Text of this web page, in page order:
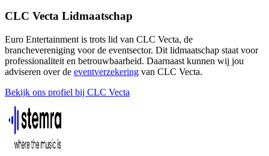
CLC Vecta Lidmaatschap
Euro Entertainment is trots lid van CLC Vecta, de
branchevereniging voor de eventsector. Dit lidmaatschap staat voor
professionaliteit en betrouwbaarheid. Daarnaast kunnen wij jou
adviseren over de eventverzekering van CLC Vecta.
Bekijk ons profiel bij CLC Vecta